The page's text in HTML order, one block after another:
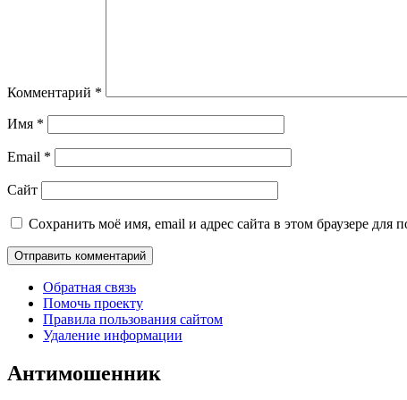
Комментарий *
Имя *
Email *
Сайт
Сохранить моё имя, email и адрес сайта в этом браузере
Обратная связь
Помочь проекту
Правила пользования сайтом
Удаление информации
Антимошенник